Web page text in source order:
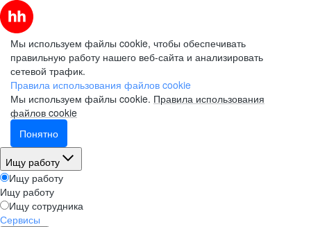
Мы используем файлы cookie, чтобы обеспечивать
правильную работу нашего веб-сайта и анализировать
сетевой трафик.
Правила использования файлов cookie
Мы используем файлы cookie. Правила использования
файлов cookie
Понятно
Ищу работу
Ищу работу
Ищу работу
Ищу сотрудника
Сервисы